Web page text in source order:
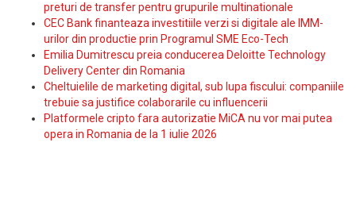
preturi de transfer pentru grupurile multinationale
CEC Bank finanteaza investitiile verzi si digitale ale IMM-
urilor din productie prin Programul SME Eco-Tech
Emilia Dumitrescu preia conducerea Deloitte Technology
Delivery Center din Romania
Cheltuielile de marketing digital, sub lupa fiscului: companiile
trebuie sa justifice colaborarile cu influencerii
Platformele cripto fara autorizatie MiCA nu vor mai putea
opera in Romania de la 1 iulie 2026